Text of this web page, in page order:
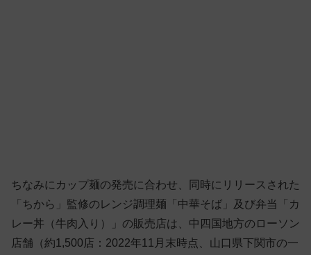
ちなみにカップ麺の発売に合わせ、同時にリリースされた
「ちから」監修のレンジ調理麺「中華そば」及び弁当「カ
レー丼（牛肉入り）」の販売店は、中四国地方のローソン
店舗（約1,500店：2022年11月末時点、山口県下関市の一